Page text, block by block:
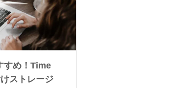
すめ！Time
ストレージ